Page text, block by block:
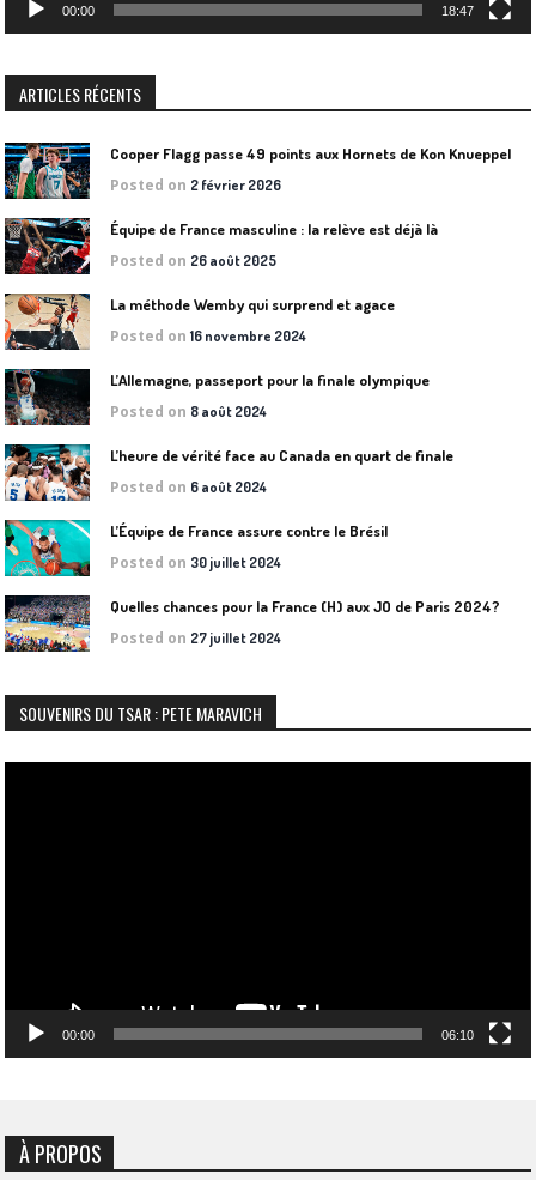
00:00 18:47
ARTICLES RÉCENTS
Cooper Flagg passe 49 points aux Hornets de Kon Knueppel
Posted on 2 février 2026
Équipe de France masculine : la relève est déjà là
Posted on 26 août 2025
La méthode Wemby qui surprend et agace
Posted on16 novembre 2024
L’Allemagne, passeport pour la finale olympique
Posted on 8 août 2024
L’heure de vérité face au Canada en quart de finale
Posted on 6 août 2024
L’Équipe de France assure contre le Brésil
Posted on 30 juillet 2024
Quelles chances pour la France (H) aux JO de Paris 2024?
Posted on 27 juillet 2024
SOUVENIRS DU TSAR : PETE MARAVICH
00:00 06:10
À PROPOS